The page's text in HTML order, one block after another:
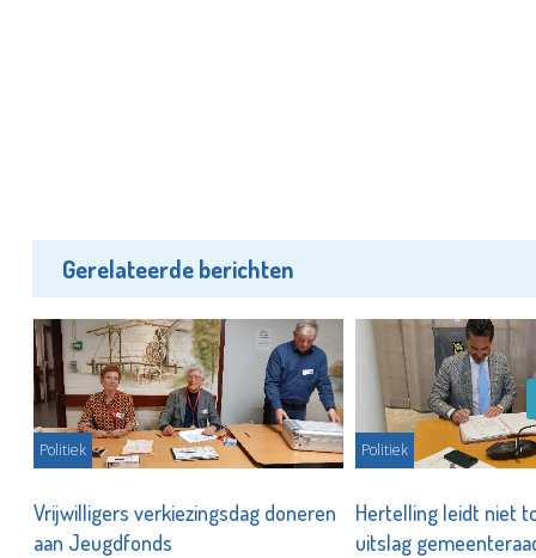
Gerelateerde berichten
Politiek
Vrijwilligers verkiezingsdag doneren
aan Jeugdfonds
Politiek
Hertelling leidt niet
uitslag